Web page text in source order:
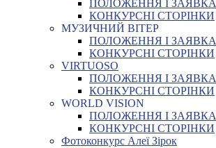
ПОЛОЖЕННЯ І ЗАЯВКА
КОНКУРСНІ СТОРІНКИ
МУЗИЧНИЙ ВІТЕР
ПОЛОЖЕННЯ І ЗАЯВКА
КОНКУРСНІ СТОРІНКИ
VIRTUOSO
ПОЛОЖЕННЯ І ЗАЯВКА
КОНКУРСНІ СТОРІНКИ
WORLD VISION
ПОЛОЖЕННЯ І ЗАЯВКА
КОНКУРСНІ СТОРІНКИ
Фотоконкурс Алеї Зірок